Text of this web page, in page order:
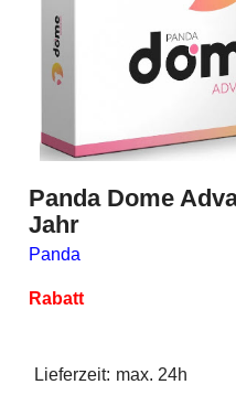
Panda Dome
Jahr
Panda
Rabatt
Lieferzeit: max. 24h